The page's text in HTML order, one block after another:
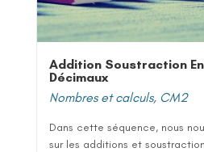
Addition Soustraction
Décimaux
Nombres et calculs, CM2
Dans cette séquence, nous
sur les additions et